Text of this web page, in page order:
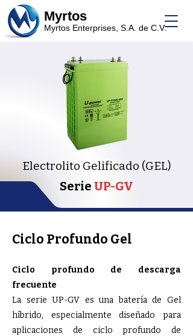
Myrtos
Myrtos Enterprises, S.A. de C.V.
Electrolito Gelificado (GEL)
Serie UP-GV
Ciclo Profundo Gel
Ciclo profundo de descarga
frecuente
La serie UP-GV es una batería de Gel
híbrido, especialmente diseñado para
aplicaciones de ciclo profundo de